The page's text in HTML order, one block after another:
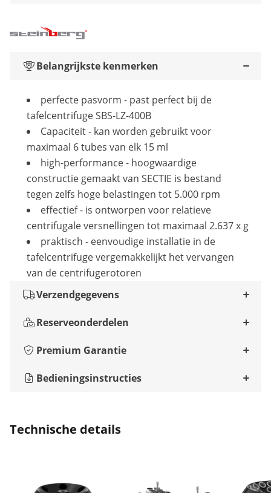
Belangrijkste kenmerken
perfecte pasvorm - past perfect bij de
tafelcentrifuge SBS-LZ-400B
Capaciteit - kan worden gebruikt voor
maximaal 6 tubes van elk 15 ml
high-performance - hoogwaardige
constructie gemaakt van SECTIE is bestand
tegen zelfs hoge belastingen tot 5.000 rpm
effectief - is ontworpen voor relatieve
centrifugale versnellingen tot maximaal 2.637 x g
praktisch - eenvoudige installatie in de
tafelcentrifuge vergemakkelijkt het vervangen
van de centrifugerotoren
Verzendgegevens
Reserveonderdelen
Premium Garantie
Bedieningsinstructies
Technische details